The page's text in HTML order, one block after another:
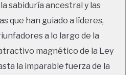
sabiduría ancestral y las
que han guiado a líderes,
a lo largo de la
magnético de la Ley
la imparable fuerza de la